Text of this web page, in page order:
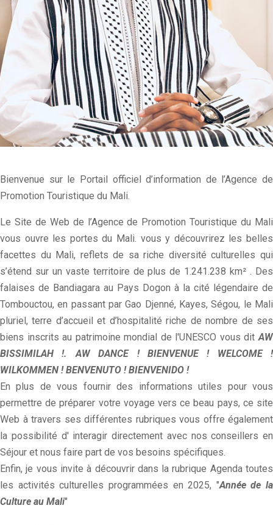
Bienvenue sur le Portail officiel d’information de l’Agence de
Promotion Touristique du Mali.
Le Site de Web de l’Agence de Promotion Touristique du Mali
vous ouvre les portes du Mali. vous y découvrirez les belles
facettes du Mali, reflets de sa riche diversité culturelles qui
s’étend sur un vaste territoire de plus de 1.241.238 km² . Des
falaises de Bandiagara au Pays Dogon à la cité légendaire de
Tombouctou, en passant par Gao Djenné, Kayes, Ségou, le Mali
pluriel, terre d’accueil et d’hospitalité riche de nombre de ses
biens inscrits au patrimoine mondial de l'UNESCO vous dit AW
BISSIMILAH !. AW DANCE ! BIENVENUE ! WELCOME !
WILKOMMEN ! BENVENUTO ! BIENVENIDO !
En plus de vous fournir des informations utiles pour vous
permettre de préparer votre voyage vers ce beau pays, ce site
Web à travers ses différentes rubriques vous offre également
la possibilité d' interagir directement avec nos conseillers en
Séjour et nous faire part de vos besoins spécifiques.
Enfin, je vous invite à découvrir dans la rubrique Agenda toutes
les activités culturelles programmées en 2025, "Année de la
Culture au Mali"